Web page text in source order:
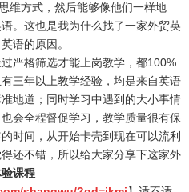
维方式，然后能够像他们一样地
。这也是我为什么找了一家外贸英
语的原因。
严格筛选才能上岗教学，都100%
三年以上教学经验，均是来自英语
地道；同时学习中遇到的大小事情
会全程督促学习，教学质量很有保
时间，从开始卡壳到现在可以流利
还不错，所以给大家分享下这家外
课程